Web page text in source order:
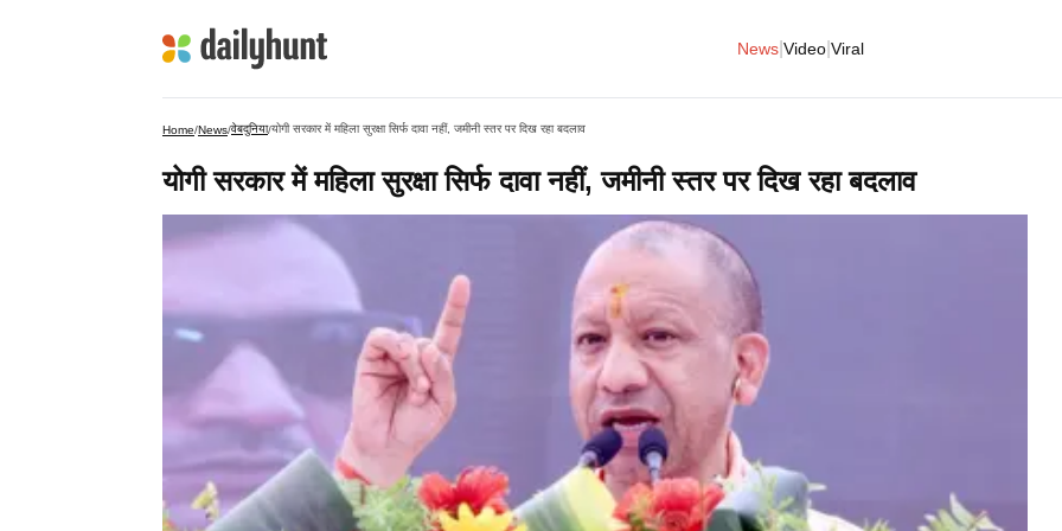
News Video Viral
Home/News/वेबदुनिया/योगी सरकार में महिला सुरक्षा सिर्फ दावा नहीं, जमीनी स्तर पर दिख रहा बदलाव
योगी सरकार में महिला सुरक्षा सिर्फ दावा नहीं, जमीनी स्तर पर दिख रहा बदलाव